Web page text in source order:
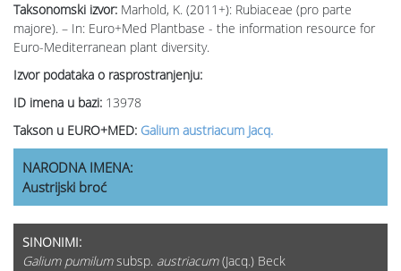
Taksonomski izvor: Marhold, K. (2011+): Rubiaceae (pro parte
majore). – In: Euro+Med Plantbase - the information resource for
Euro-Mediterranean plant diversity.
Izvor podataka o rasprostranjenju:
ID imena u bazi: 13978
Takson u EURO+MED: Galium austriacum Jacq.
NARODNA IMENA:
Austrijski broć
SINONIMI:
Galium pumilumsubsp. austriacum(Jacq.) Beck